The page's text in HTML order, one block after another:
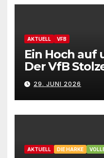
AKTUELL VFB
Ein Hoch auf
Der VfB
Schützenfest
29. JUNI 2026
AKTUELL DIE HARKE